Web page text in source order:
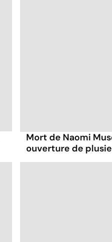
Mort de Naomi
ouverture de